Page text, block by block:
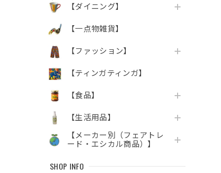
【ダイニング】
【一点物雑貨】
【ファッション】
【ティンガティンガ】
【食品】
【生活用品】
【メーカー別（フェアトレ
ード・エシカル商品）】
SHOP INFO